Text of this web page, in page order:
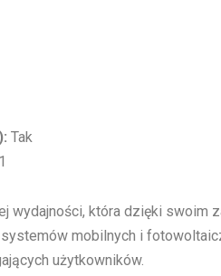
Tak
wydajności, która dzięki swoim
mobilnych i
użytkowników.